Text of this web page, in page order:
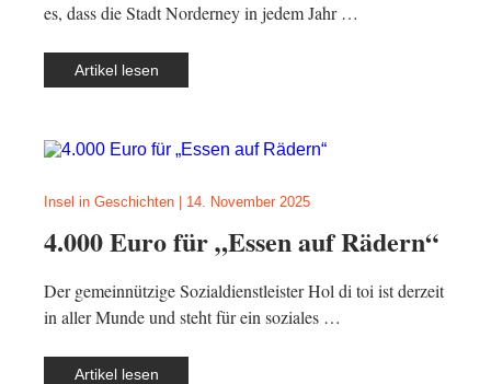
es, dass die Stadt Norderney in jedem Jahr …
Artikel lesen
Insel in Geschichten 14. November 2025
4.000 Euro für „Essen auf Rädern“
Der gemeinnützige Sozialdienstleister Hol di toi ist derzeit
in aller Munde und steht für ein soziales …
Artikel lesen